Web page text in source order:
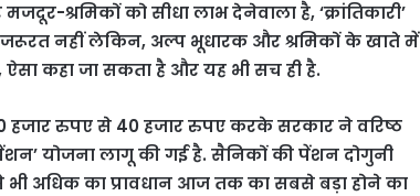
श्रमिकों को सीधा लाभ देनेवाला है, ‘क्रांतिकारी’
जरूरत नहीं लेकिन, अल्प भूधारक और श्रमिकों के खाते में
ऐसा कहा जा सकता है और यह भी सच ही है.
हजार रुपए से 40 हजार रुपए करके सरकार ने वरिष्ठ
योजना लागू की गई है. सैनिकों की पेंशन दोगुनी
भी अधिक का प्रावधान आज तक का सबसे बड़ा होने का